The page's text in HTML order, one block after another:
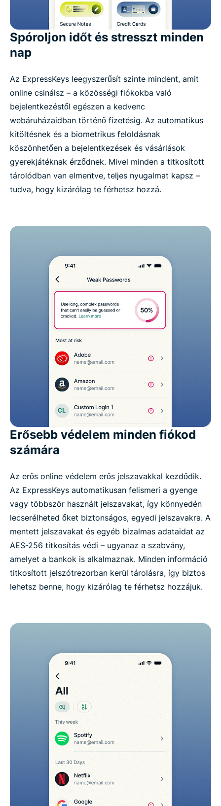
Spóroljon időt és stresszt minden
nap
Az ExpressKeys leegyszerűsít szinte mindent, amit
online csinálsz – a közösségi fiókokba való
bejelentkezéstől egészen a kedvenc
webáruházaidban történő fizetésig. Az automatikus
kitöltésnek és a biometrikus feloldásnak
köszönhetően a bejelentkezések és vásárlások
gyerekjátéknak érződnek. Mivel minden a titkosított
tárolódban van elmentve, teljes nyugalmat kapsz –
tudva, hogy kizárólag te férhetsz hozzá.
Erősebb védelem minden fiókod
számára
Az erős online védelem erős jelszavakkal kezdődik.
Az ExpressKeys automatikusan felismeri a gyenge
vagy többször használt jelszavakat, így könnyedén
lecserélheted őket biztonságos, egyedi jelszavakra. A
mentett jelszavakat és egyéb bizalmas adataidat az
AES-256 titkosítás védi – ugyanaz a szabvány,
amelyet a bankok is alkalmaznak. Minden információ
titkosított jelszótrezorban kerül tárolásra, így biztos
lehetsz benne, hogy kizárólag te férhetsz hozzájuk.